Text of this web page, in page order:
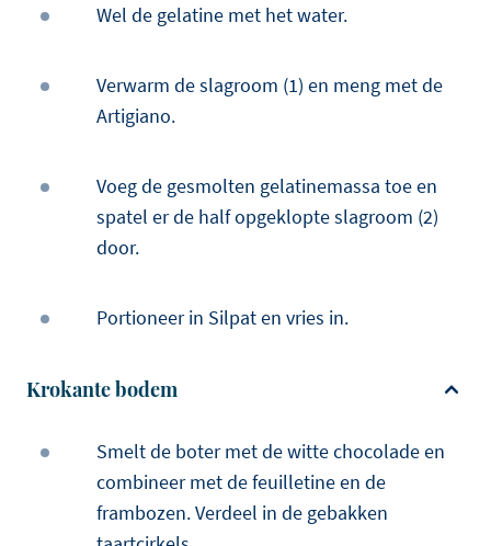
Wel de gelatine met het water.
Verwarm de slagroom (1) en meng met de
Artigiano.
Voeg de gesmolten gelatinemassa toe en
spatel er de half opgeklopte slagroom (2)
door.
Portioneer in Silpat en vries in.
Krokante bodem
Smelt de boter met de witte chocolade en
combineer met de feuilletine en de
frambozen. Verdeel in de gebakken